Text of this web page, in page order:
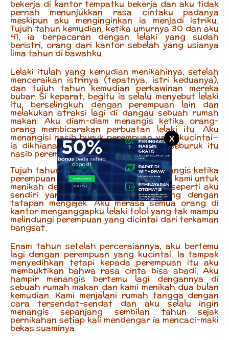
X
bekerja di kantor tempatku bekerja dan aku tidak
pernah menunjukkan rasa cintaku padanya
meskipun aku menginginkan ia menjadi istriku.
Tujuh tahun kemudian, ketika umurnya 30 dan aku
41, ia berpacaran dengan lelaki yang sudah
beristri, orang dari kantor sebelah yang usianya
lima tahun di bawahku.
Lelaki itulah yang kemudian menikahinya, setelah
menceraikan istrinya (tepatnya, istri keduanya),
dan tujuh tahun kemudian perkawinan mereka
bubar. Si keparat, begitu ia selalu menyebut lelaki
itu, berselingkuh dengan perempuan lain dan
melakukan atraksi lagi di dangau sebuah rumah
makan. Aku diam-diam menangis ketika orang-
orang membicarakan perbuatan lelaki itu. Aku
menangisi nasib buruk perempuan yang kucintai—
ia dikhianati oleh suaminya. Kenapa seburuk itu
nasib perempuan yang kucintai?
Tujuh tahun sebelumnya aku juga menangis ketika
perempuan itu keluar dari tempat kerja kami untuk
menikah dengan si keparat. Rasanya seperti aku
sendiri yang dipandang semua orang dengan
tatapan mengejek. Aku merasa semua orang di
kantor menganggapku lelaki tolol yang tak mampu
melindungi perempuan yang dicintai dari terkaman
bangsat.
Enam tahun setelah perceraiannya, aku bertemu
lagi dengan perempuan yang kucintai. Ia tampak
menyedihkan tetapi kepada perempuan itu aku
membuktikan bahwa rasa cinta bisa abadi. Aku
hampir menangis bertemu lagi dengannya di
sebuah rumah makan dan kami menikah dua bulan
kemudian. Kami menjalani rumah tangga dengan
cara tersendat-sendat dan aku selalu ingin
menangis sepanjang sembilan tahun sejak
pernikahan setiap kali mendengar ia mencaci-maki
bekas suaminya.